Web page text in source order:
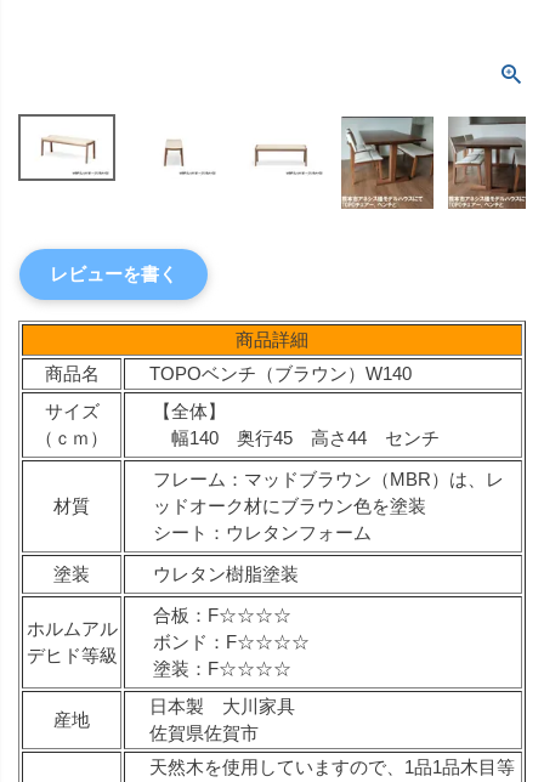
レビューを書く
商品詳細
商品名
TOPOベンチ（ブラウン）W140
サイズ
（ｃｍ）
【全体】
幅140 奥行45 高さ44 センチ
材質
フレーム：マッドブラウン（MBR）は、レ
ッドオーク材にブラウン色を塗装
シート：ウレタンフォーム
塗装
ウレタン樹脂塗装
ホルムアル
デヒド等級
合板：F☆☆☆☆
ボンド：F☆☆☆☆
塗装：F☆☆☆☆
産地
日本製 大川家具
佐賀県佐賀市
天然木を使用していますので、1品1品木目等